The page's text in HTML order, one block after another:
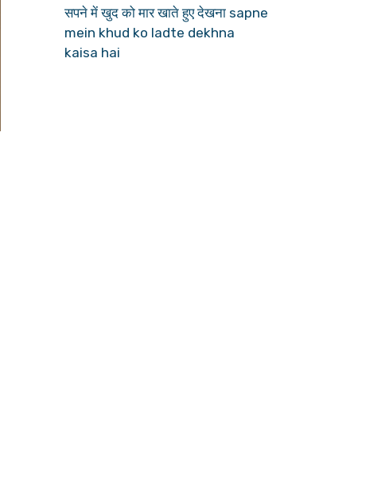
सपने में खुद को मार खाते हुए देखना sapne
mein khud ko ladte dekhna
kaisa hai